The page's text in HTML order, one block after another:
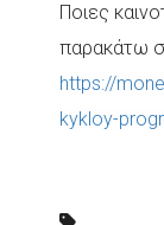
Ποιες
παρακάτω
https://
kykloy-